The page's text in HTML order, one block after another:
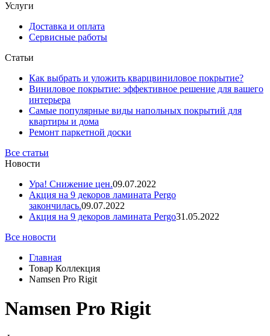
Услуги
Доставка и оплата
Сервисные работы
Статьи
Как выбрать и уложить кварцвиниловое покрытие?
Виниловое покрытие: эффективное решение для вашего
интерьера
Самые популярные виды напольных покрытий для
квартиры и дома
Ремонт паркетной доски
Все статьи
Новости
Ура! Снижение цен.09.07.2022
Акция на 9 декоров ламината Pergo
закончилась.09.07.2022
Акция на 9 декоров ламината Pergo31.05.2022
Все новости
Главная
Товар Коллекция
Namsen Pro Rigit
Namsen Pro Rigit